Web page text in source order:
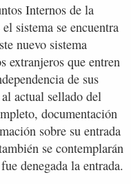
Internos de la
sistema se encuentra
nuevo sistema
extranjeros que entren
de sus
actual sellado del
documentación
sobre su entrada
se contemplarán
denegada la entrada.